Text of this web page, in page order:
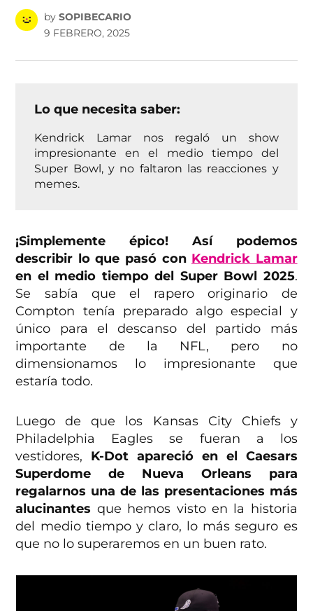
by SOPIBECARIO
9 FEBRERO, 2025
Lo que necesita saber:
Kendrick Lamar nos regaló un show
impresionante en el medio tiempo del
Super Bowl, y no faltaron las reacciones y
memes.
¡Simplemente épico! Así podemos
describir lo que pasó con Kendrick Lamar
en el medio tiempo del Super Bowl 2025.
Se sabía que el rapero originario de
Compton tenía preparado algo especial y
único para el descanso del partido más
importante de la NFL, pero no
dimensionamos lo impresionante que
estaría todo.
Luego de que los Kansas City Chiefs y
Philadelphia Eagles se fueran a los
vestidores, K-Dot apareció en el Caesars
Superdome de Nueva Orleans para
regalarnos una de las presentaciones más
alucinantes que hemos visto en la historia
del medio tiempo y claro, lo más seguro es
que no lo superaremos en un buen rato.